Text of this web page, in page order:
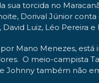
sua torcida no
Dorival Júnior
Luiz, Léo Pereira
Mano Menezes, está
O meio-campista
Johnny também não